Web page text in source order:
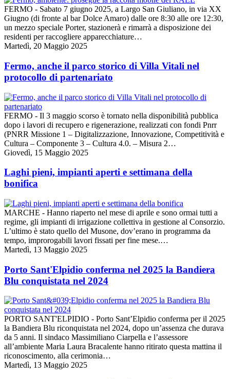
FERMO - Sabato 7 giugno 2025, a Largo San Giuliano, in via XX
Giugno (di fronte al bar Dolce Amaro) dalle ore 8:30 alle ore 12:30,
un mezzo speciale Porter, stazionerà e rimarrà a disposizione dei
residenti per raccogliere apparecchiature…
Martedì, 20 Maggio 2025
Fermo, anche il parco storico di Villa Vitali nel
protocollo di partenariato
FERMO - Il 3 maggio scorso è tornato nella disponibilità pubblica
dopo i lavori di recupero e rigenerazione, realizzati con fondi Pnrr
(PNRR Missione 1 – Digitalizzazione, Innovazione, Competitività e
Cultura – Componente 3 – Cultura 4.0. – Misura 2…
Giovedì, 15 Maggio 2025
Laghi pieni, impianti aperti e settimana della
bonifica
MARCHE - Hanno riaperto nel mese di aprile e sono ormai tutti a
regime, gli impianti di irrigazione collettiva in gestione al Consorzio.
L’ultimo è stato quello del Musone, dov’erano in programma da
tempo, improrogabili lavori fissati per fine mese.…
Martedì, 13 Maggio 2025
Porto Sant'Elpidio conferma nel 2025 la Bandiera
Blu conquistata nel 2024
PORTO SANT'ELPIDIO - Porto Sant’Elpidio conferma per il 2025
la Bandiera Blu riconquistata nel 2024, dopo un’assenza che durava
da 5 anni. Il sindaco Massimiliano Ciarpella e l’assessore
all’ambiente Maria Laura Bracalente hanno ritirato questa mattina il
riconoscimento, alla cerimonia…
Martedì, 13 Maggio 2025